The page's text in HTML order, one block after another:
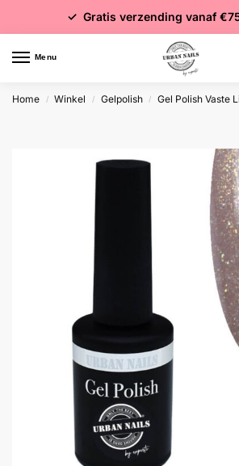
✓ Gratis verzending vanaf
✓ Voor 15:00 besteld = dezelfde
✓ Meer dan 4000
Menu
Home / Winkel / Gelpolish / Gel Polish Vaste